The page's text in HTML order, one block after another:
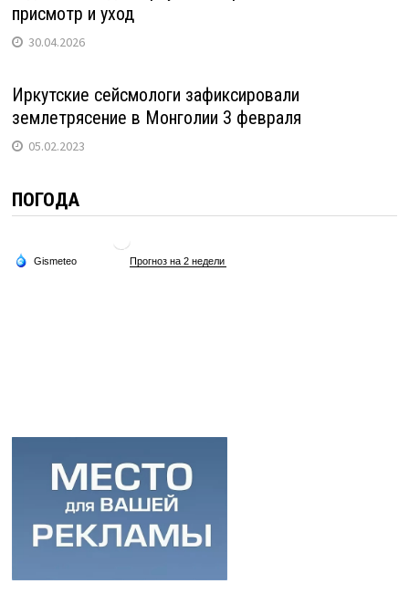
присмотр и уход
30.04.2026
Иркутские сейсмологи зафиксировали
землетрясение в Монголии 3 февраля
05.02.2023
ПОГОДА